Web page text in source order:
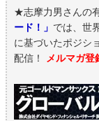
★志摩力男さんの
ード！」 では、世
に基づいたポジシ
配信！
メルマガ登